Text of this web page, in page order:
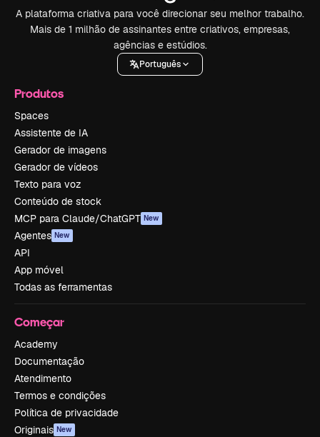
A plataforma criativa para você direcionar seu melhor trabalho.
Mais de 1 milhão de assinantes entre criativos, empresas,
agências e estúdios.
Português
Produtos
Spaces
Assistente de IA
Gerador de imagens
Gerador de vídeos
Texto para voz
Conteúdo de stock
MCP para Claude/ChatGPT New
Agentes New
API
App móvel
Todas as ferramentas
Começar
Academy
Documentação
Atendimento
Termos e condições
Política de privacidade
Originais New